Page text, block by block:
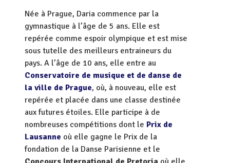
Née à Prague, Daria commence par la
gymnastique à l’âge de 5 ans. Elle est
repérée comme espoir olympique et est mise
sous tutelle des meilleurs entraineurs du
pays. A l’âge de 10 ans, elle entre au
Conservatoire de musique et de danse de
la ville de Prague, où, à nouveau, elle est
repérée et placée dans une classe destinée
aux futures étoiles. Elle participe à de
nombreuses compétitions dont le Prix de
Lausanne où elle gagne le Prix de la
fondation de la Danse Parisienne et le